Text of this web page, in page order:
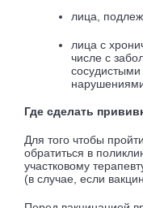
лица,
лица с
числе с
Где сделать
Для того чтобы
обратиться в
участковому
(в случае, если